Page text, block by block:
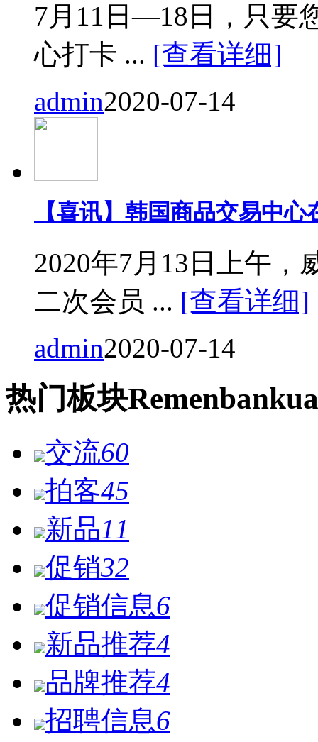
7月11日—18日，只要
心打卡 ... [查看详细]
admin2020-07-14
【喜讯】韩国商品交易中
2020年7月13日上午，
二次会员 ... [查看详细]
admin2020-07-14
热门板块Remen
交流60
拍客45
新品11
促销32
促销信息6
新品推荐4
品牌推荐4
招聘信息6